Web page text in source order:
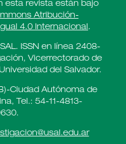
esta revista están bajo
Atribución-
4.0 Internacional .
ISSN en línea 2408-
Vicerrectorado de
del Salvador.
Ciudad Autónoma de
Tel.: 54-11-4813-